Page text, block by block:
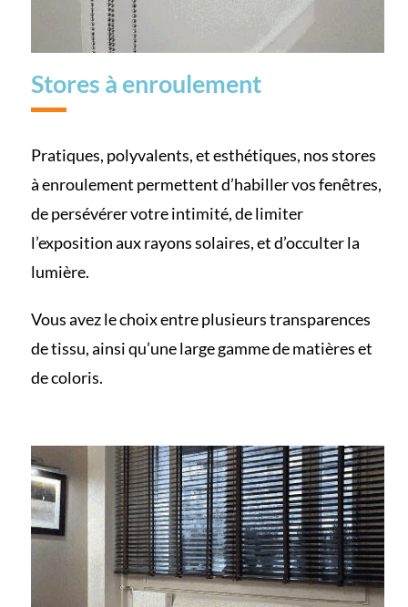
Stores à enroulement
Pratiques, polyvalents, et esthétiques, nos stores
à enroulement permettent d’habiller vos fenêtres,
de persévérer votre intimité, de limiter
l’exposition aux rayons solaires, et d’occulter la
lumière.
Vous avez le choix entre plusieurs transparences
de tissu, ainsi qu’une large gamme de matières et
de coloris.